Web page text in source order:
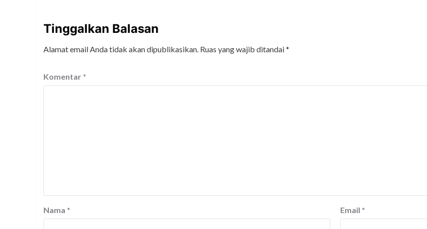
Tinggalkan Balasan
Alamat email Anda tidak akan dipublikasikan. Ruas yang wajib ditandai*
Komentar *
Nama * Email *